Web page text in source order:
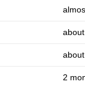
2